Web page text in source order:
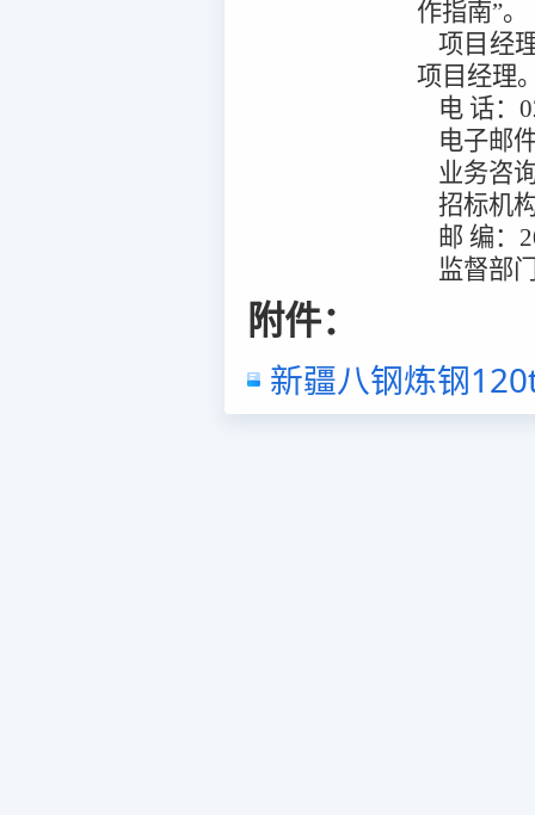
作指南”。
项目经
项目经理
电 话：
电子邮
业务咨
招标机
邮 编：
监督部
附件：
新疆八钢炼钢